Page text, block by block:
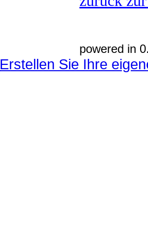
powered in
Erstellen Sie Ihre